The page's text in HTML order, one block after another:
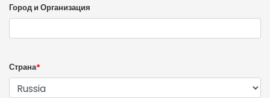
Город и Организация
Страна*